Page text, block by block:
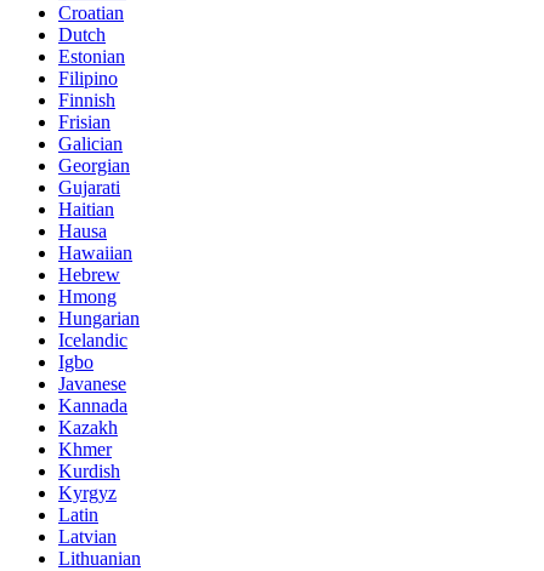
Croatian
Dutch
Estonian
Filipino
Finnish
Frisian
Galician
Georgian
Gujarati
Haitian
Hausa
Hawaiian
Hebrew
Hmong
Hungarian
Icelandic
Igbo
Javanese
Kannada
Kazakh
Khmer
Kurdish
Kyrgyz
Latin
Latvian
Lithuanian